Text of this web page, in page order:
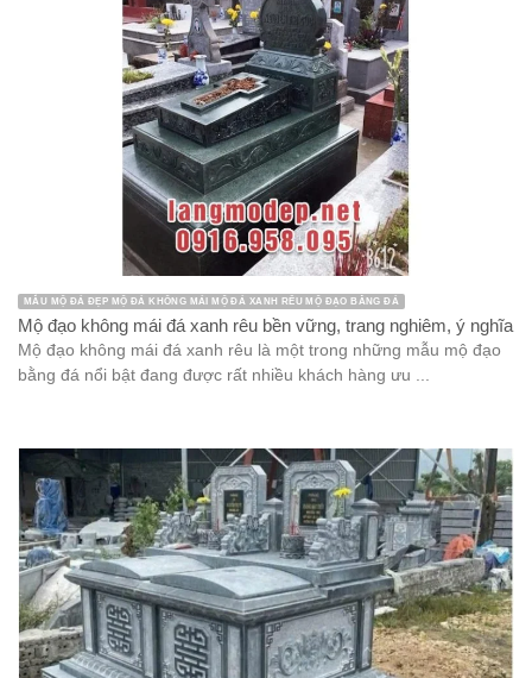
MẪU MỘ ĐÁ ĐẸP MỘ ĐÁ KHÔNG MÁI MỘ ĐÁ XANH RÊU MỘ ĐẠO BẰNG ĐÁ
Mộ đạo không mái đá xanh rêu bền vững, trang nghiêm, ý nghĩa
Mộ đạo không mái đá xanh rêu là một trong những mẫu mộ đạo
bằng đá nổi bật đang được rất nhiều khách hàng ưu ...